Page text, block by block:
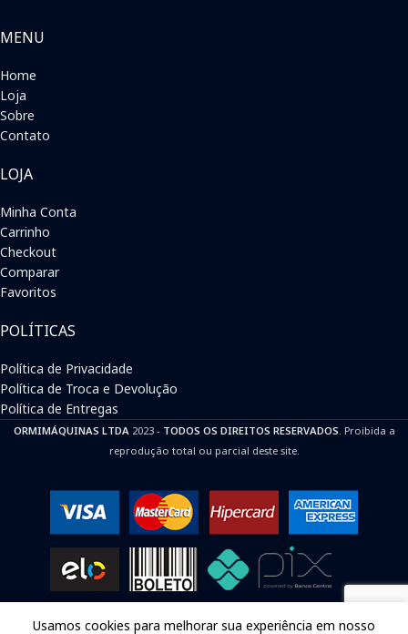
MENU
Home
Loja
Sobre
Contato
LOJA
Minha Conta
Carrinho
Checkout
Comparar
Favoritos
POLÍTICAS
Política de Privacidade
Política de Troca e Devolução
Política de Entregas
ORMIMÁQUINAS LTDA2023 - TODOS OS DIREITOS RESERVADOS. Proibida a
reprodução total ou parcial deste site.
Usamos cookies para melhorar sua experiência em nosso